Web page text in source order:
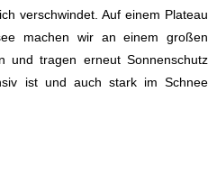
verschwindet. Auf einem Plateau
machen wir an einem großen
und tragen erneut Sonnenschutz
ist und auch stark im Schnee